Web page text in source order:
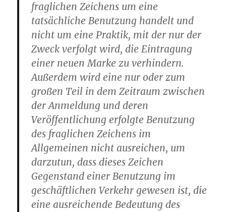
fraglichen Zeichens um eine
tatsächliche Benutzung handelt und
nicht um eine Praktik, mit der nur der
Zweck verfolgt wird, die Eintragung
einer neuen Marke zu verhindern.
Außerdem wird eine nur oder zum
großen Teil in dem Zeitraum zwischen
der Anmeldung und deren
Veröffentlichung erfolgte Benutzung
des fraglichen Zeichens im
Allgemeinen nicht ausreichen, um
darzutun, dass dieses Zeichen
Gegenstand einer Benutzung im
geschäftlichen Verkehr gewesen ist, die
eine ausreichende Bedeutung des